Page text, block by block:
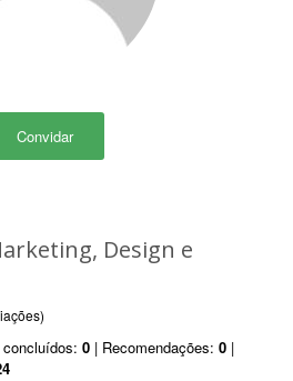
Convidar
Design e
0 | Recomendações: 0 |